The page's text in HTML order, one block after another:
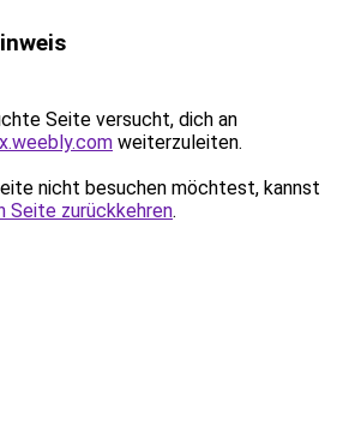
Seite versucht, dich an
weiterzuleiten.
nicht besuchen möchtest, kannst
Seite zurückkehren.